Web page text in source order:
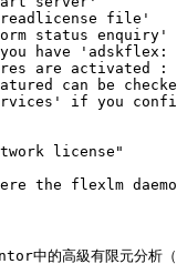
file'
status
have 'adskflex:
are activated
can be
if you
license"
the flexlm
的高級有限元分析（